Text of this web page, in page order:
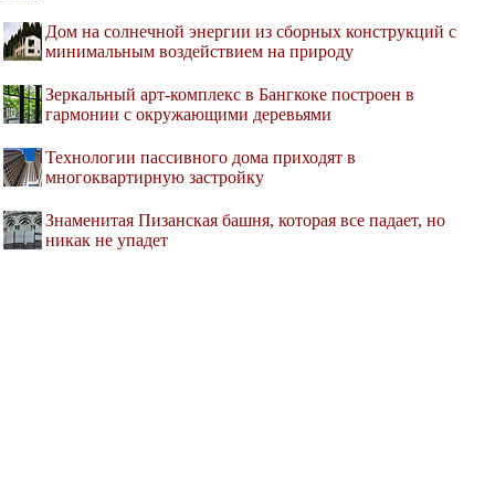
Дом на солнечной энергии из сборных конструкций с
минимальным воздействием на природу
Зеркальный арт-комплекс в Бангкоке построен в
гармонии с окружающими деревьями
Технологии пассивного дома приходят в
многоквартирную застройку
Знаменитая Пизанская башня, которая все падает, но
никак не упадет